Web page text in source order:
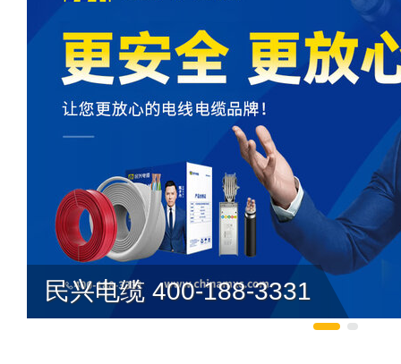
民兴电缆 400-188-3331